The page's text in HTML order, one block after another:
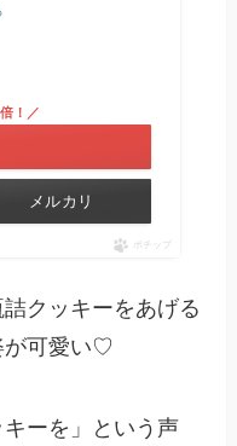
！／
メルカリ
ポチップ
クッキーをあげる
が可愛い♡
ーを」という声